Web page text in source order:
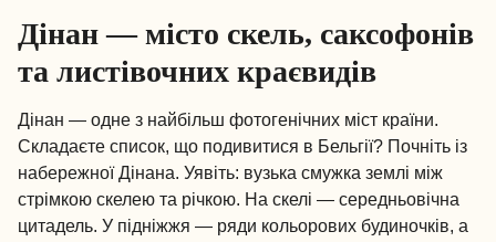
Дінан — місто скель, саксофонів
та листівочних краєвидів
Дінан — одне з найбільш фотогенічних міст країни.
Складаєте список, що подивитися в Бельгії? Почніть із
набережної Дінана. Уявіть: вузька смужка землі між
стрімкою скелею та річкою. На скелі — середньовічна
цитадель. У підніжжя — ряди кольорових будиночків, а